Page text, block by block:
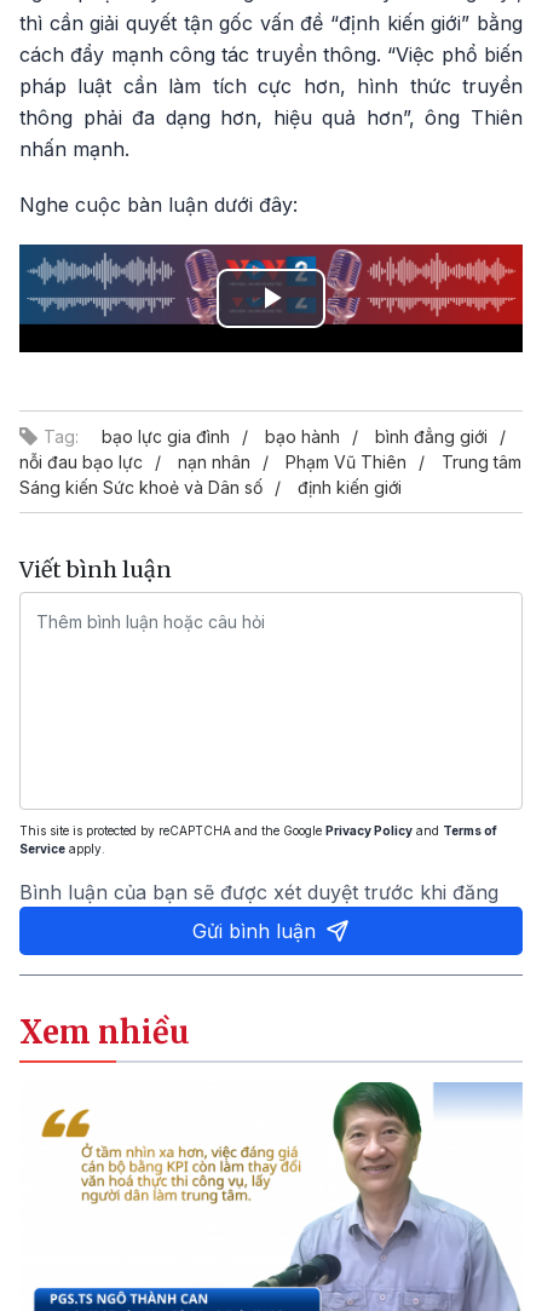
thì cần giải quyết tận gốc vấn đề “định kiến giới” bằng
cách đẩy mạnh công tác truyền thông. “Việc phổ biến
pháp luật cần làm tích cực hơn, hình thức truyền
thông phải đa dạng hơn, hiệu quả hơn”, ông Thiên
nhấn mạnh.
Nghe cuộc bàn luận dưới đây:
Play
Tag: bạo lực gia đình bạo hành
bình đẳng giới
nỗi đau bạo lực
nạn nhân Phạm Vũ Thiên
Trung tâm
Sáng kiến Sức khoẻ và Dân số
định kiến giới
Viết bình luận
This site is protected by reCAPTCHA and the Google Privacy Policy and Terms of
Service apply.
Bình luận của bạn sẽ được xét duyệt trước khi đăng
Gửi bình luận
Xem nhiều